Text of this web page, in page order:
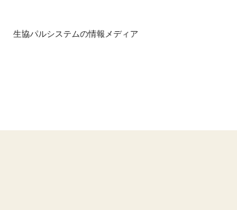
生協パルシステムの情報メディア